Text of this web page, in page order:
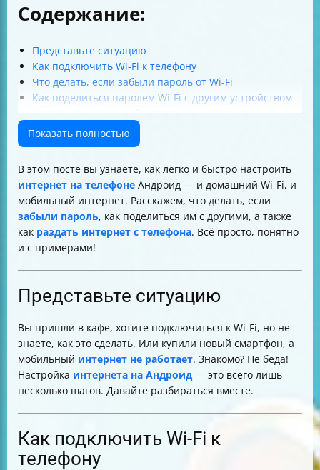
Содержание:
Представьте ситуацию
Как подключить Wi-Fi к телефону
Что делать, если забыли пароль от Wi-Fi
Как поделиться паролем Wi-Fi с другим устройством
Как подключить мобильный интернет на телефоне
Какие условия нужны для работы мобильного
Как настроить мобильный интернет на Андроид
вручную
Почему может не работать мобильный интернет
Как раздать интернет с Андроида на другое
устройство
Таблица сравнения способов подключения к
интернету
Показать полностью
В этом посте вы узнаете, как легко и быстро настроить
интернет на телефоне Андроид — и домашний Wi-Fi, и
мобильный интернет. Расскажем, что делать, если
забыли пароль, как поделиться им с другими, а также
как раздать интернет с телефона. Всё просто, понятно
и с примерами!
Представьте ситуацию
Вы пришли в кафе, хотите подключиться к Wi-Fi, но не
знаете, как это сделать. Или купили новый смартфон, а
мобильный интернет не работает. Знакомо? Не беда!
Настройка интернета на Андроид — это всего лишь
несколько шагов. Давайте разбираться вместе.
Как подключить Wi-Fi к
телефону